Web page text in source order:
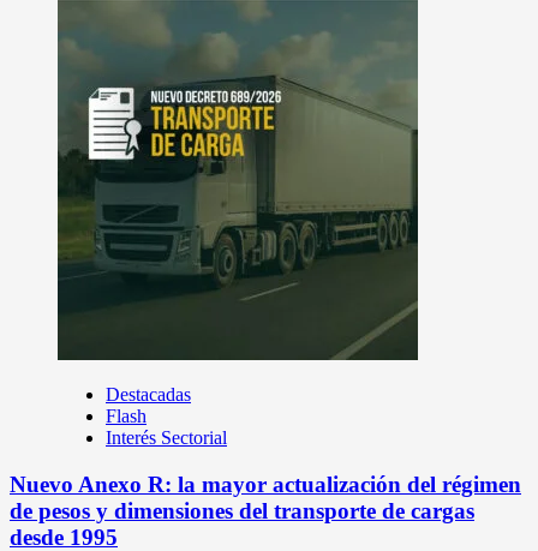
Destacadas
Flash
Interés Sectorial
Nuevo Anexo R: la mayor actualización del régimen
de pesos y dimensiones del transporte de cargas
desde 1995